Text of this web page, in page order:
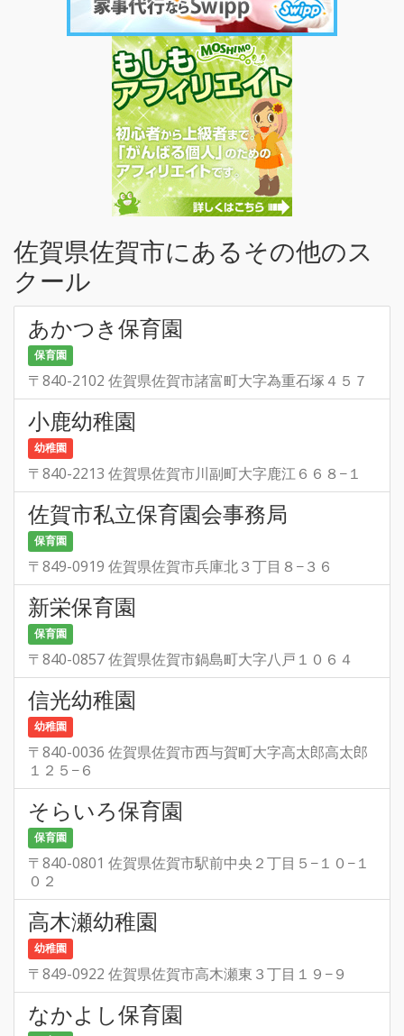
佐賀県佐賀市にあるその他のス
クール
あかつき保育園
保育園
〒840-2102 佐賀県佐賀市諸富町大字為重石塚４５７
小鹿幼稚園
幼稚園
〒840-2213 佐賀県佐賀市川副町大字鹿江６６８−１
佐賀市私立保育園会事務局
保育園
〒849-0919 佐賀県佐賀市兵庫北３丁目８−３６
新栄保育園
保育園
〒840-0857 佐賀県佐賀市鍋島町大字八戸１０６４
信光幼稚園
幼稚園
〒840-0036 佐賀県佐賀市西与賀町大字高太郎高太郎
１２５−６
そらいろ保育園
保育園
〒840-0801 佐賀県佐賀市駅前中央２丁目５−１０−１
０２
高木瀬幼稚園
幼稚園
〒849-0922 佐賀県佐賀市高木瀬東３丁目１９−９
なかよし保育園